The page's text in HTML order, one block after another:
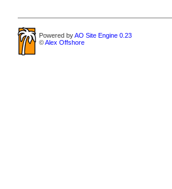
Powered byAO Site Engine 0.23
©Alex Offshore